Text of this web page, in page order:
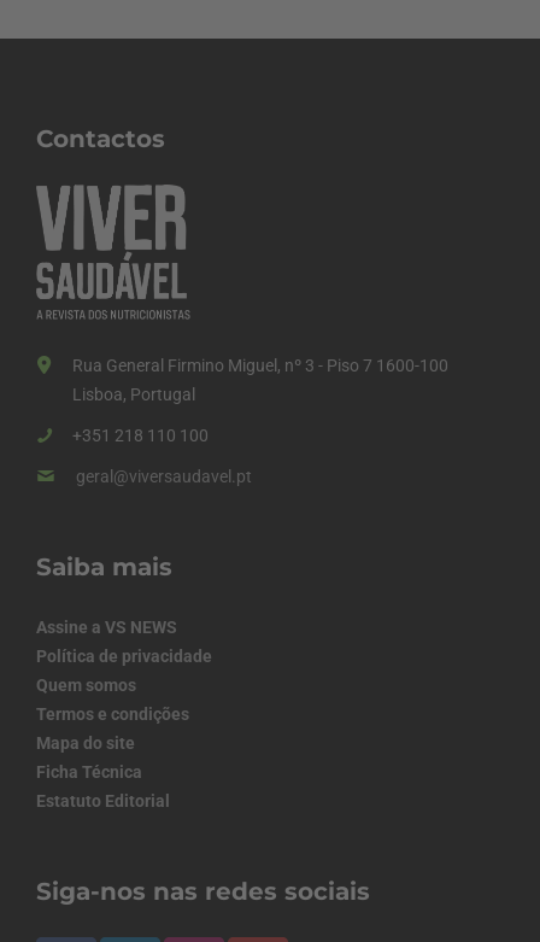
Contactos
Rua General Firmino Miguel, nº 3 - Piso 7 1600-100
Lisboa, Portugal
+351 218 110 100
geral@viversaudavel.pt
Saiba mais
Assine a VS NEWS
Política de privacidade
Quem somos
Termos e condições
Mapa do site
Ficha Técnica
Estatuto Editorial
Siga-nos nas redes sociais